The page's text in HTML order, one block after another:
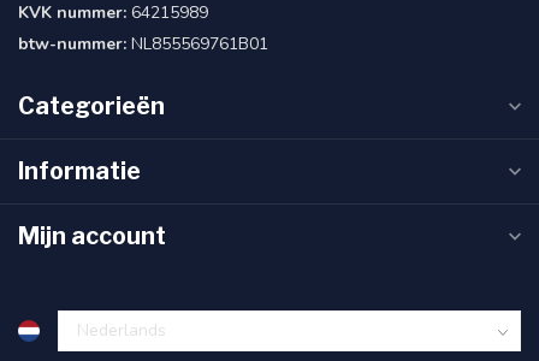
KVK nummer: 64215989
btw-nummer: NL855569761B01
Categorieën
Informatie
Mijn account